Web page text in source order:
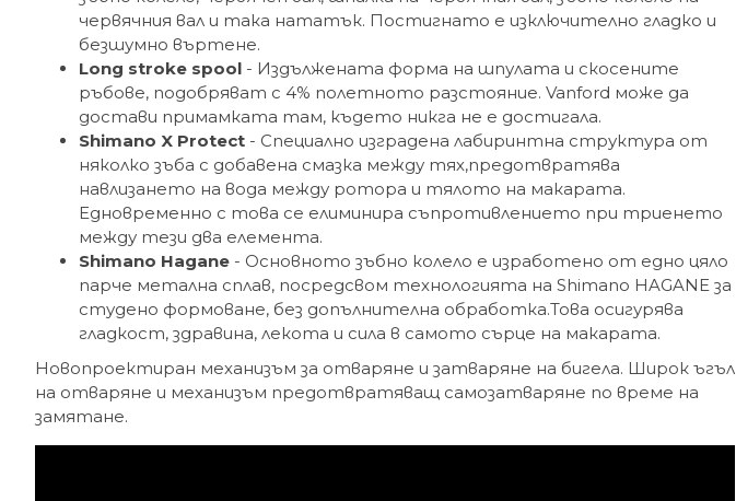
червячния вал и така нататък. Постигнато е изключително гладко и
безшумно въртене.
Long stroke spool - Издължената форма на шпулата и скосените
ръбове, подобряват с 4% полетното разстояние. Vanford може да
достави примамката там, където никга не е достигала.
Shimano X Protect - Специално изградена лабиринтна структура от
няколко зъба с добавена смазка между тях,предотвратява
навлизането на вода между ротора и тялото на макарата.
Едновременно с това се елиминира съпротивлението при триенето
между тези два елемента.
Shimano Hagane - Основното зъбно колело e изработено от едно цяло
парче метална сплав, посредсвом технологията на Shimano HAGANE за
студено формоване, без допълнителна обработка.Това осигурява
гладкост, здравина, лекота и сила в самото сърце на макарата.
Новопроектиран механизъм за отваряне и затваряне на бигела. Широк ъгъл
на отваряне и механизъм предотвратяващ самозатваряне по време на
замятане.